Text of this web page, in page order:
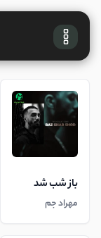
باز شب شد
مهراد جم